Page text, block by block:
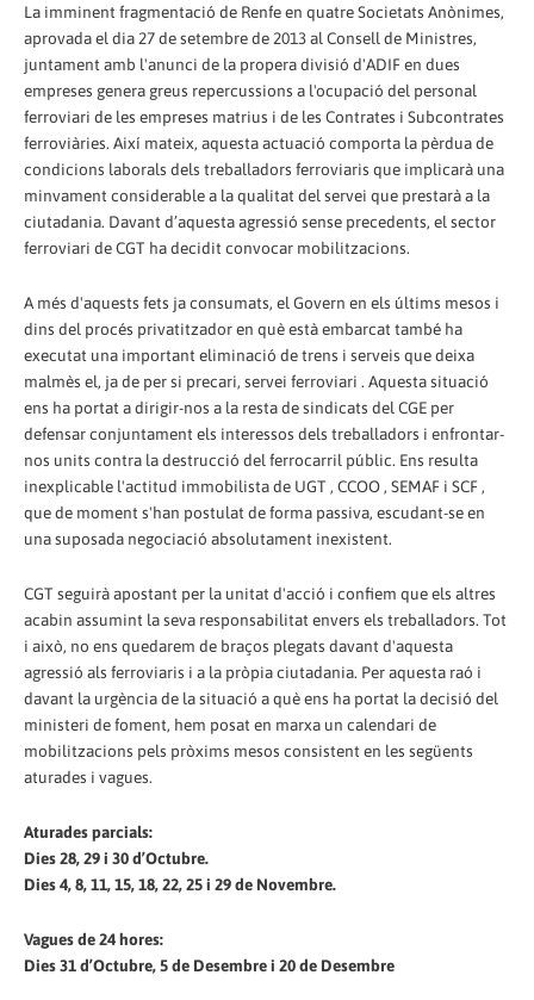
La imminent fragmentació de Renfe en quatre Societats Anònimes,
aprovada el dia 27 de setembre de 2013 al Consell de Ministres,
juntament amb l'anunci de la propera divisió d'ADIF en dues
empreses genera greus repercussions a l'ocupació del personal
ferroviari de les empreses matrius i de les Contrates i Subcontrates
ferroviàries. Així mateix, aquesta actuació comporta la pèrdua de
condicions laborals dels treballadors ferroviaris que implicarà una
minvament considerable a la qualitat del servei que prestarà a la
ciutadania. Davant d’aquesta agressió sense precedents, el sector
ferroviari de CGT ha decidit convocar mobilitzacions.
A més d'aquests fets ja consumats, el Govern en els últims mesos i
dins del procés privatitzador en què està embarcat també ha
executat una important eliminació de trens i serveis que deixa
malmès el, ja de per si precari, servei ferroviari . Aquesta situació
ens ha portat a dirigir-nos a la resta de sindicats del CGE per
defensar conjuntament els interessos dels treballadors i enfrontar-
nos units contra la destrucció del ferrocarril públic. Ens resulta
inexplicable l'actitud immobilista de UGT , CCOO , SEMAF i SCF ,
que de moment s'han postulat de forma passiva, escudant-se en
una suposada negociació absolutament inexistent.
CGT seguirà apostant per la unitat d'acció i confiem que els altres
acabin assumint la seva responsabilitat envers els treballadors. Tot
i això, no ens quedarem de braços plegats davant d'aquesta
agressió als ferroviaris i a la pròpia ciutadania. Per aquesta raó i
davant la urgència de la situació a què ens ha portat la decisió del
ministeri de foment, hem posat en marxa un calendari de
mobilitzacions pels pròxims mesos consistent en les següents
aturades i vagues.
Aturades parcials:
Dies 28, 29 i 30 d’Octubre.
Dies 4, 8, 11, 15, 18, 22, 25 i 29 de Novembre.
Vagues de 24 hores:
Dies 31 d’Octubre, 5 de Desembre i 20 de Desembre